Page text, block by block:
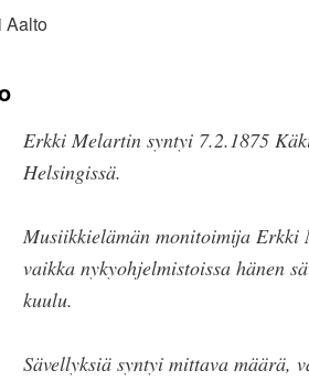
Aalto
Erkki Melartin syntyi 7.2.1875
Helsingissä.
Musiikkielämän monitoimija
vaikka nykyohjelmistoissa hänen
kuulu.
Sävellyksiä syntyi mittava määrä,